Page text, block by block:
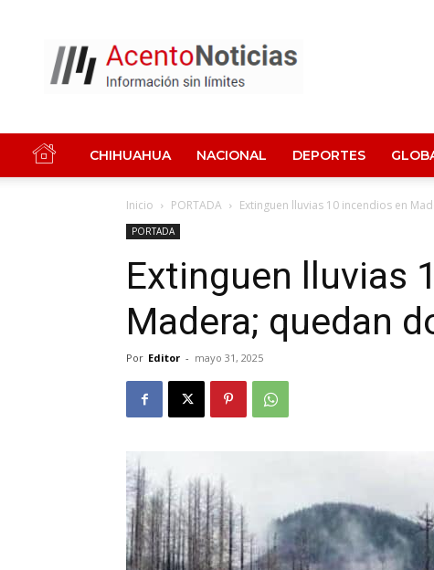
Noticias
CHIHUAHUA NACIONAL DEPORTES
Inicio PORTADA Extinguen lluvias 10 incendios en
PORTADA
Extinguen lluvias
Madera; quedan
Por Editor - mayo 31, 2025